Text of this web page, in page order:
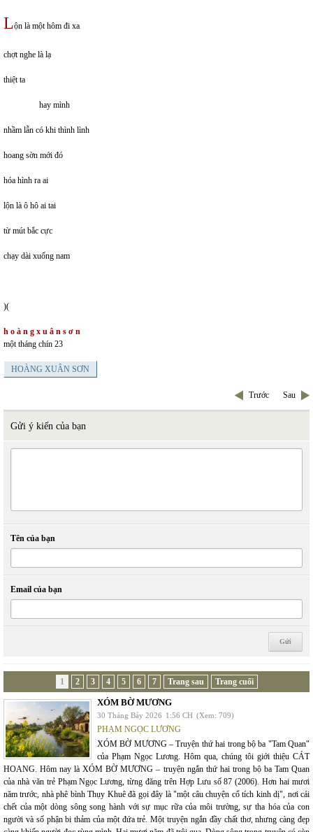
Lộn là một hôm đi xa
chợt nghe là lạ
thiệt ta
hay mình
nhầm lẫn có khi thình lình
hoang sờn mới đó
hóa hình ra ai
lộn là ô hô ai tai
từ mút bắc cực
chạy dài xuống nam
)(
h o à n g x u â n s ơ n
một tháng chín 23
HOÀNG XUÂN SƠN
Trước Sau
Gửi ý kiến của bạn
Tên của bạn
Email của bạn
1 2 3 4 5 6 7 Trang sau Trang cuối
XÓM BỜ MƯƠNG
30 Tháng Bảy 2026 1:56 CH (Xem: 709)
PHẠM NGỌC LƯƠNG
XÓM BỜ MƯƠNG – Truyện thứ hai trong bộ ba "Tam Quan"
của Phạm Ngọc Lương. Hôm qua, chúng tôi giới thiệu CÁT
HOANG. Hôm nay là XÓM BỜ MƯƠNG – truyện ngắn thứ hai trong bộ ba Tam Quan
của nhà văn trẻ Phạm Ngọc Lương, từng đăng trên Hợp Lưu số 87 (2006). Hơn hai mươi
năm trước, nhà phê bình Thụy Khuê đã gọi đây là "một câu chuyện cổ tích kinh dị", nơi cái
chết của một dòng sông song hành với sự mục rữa của môi trường, sự tha hóa của con
người và số phận bi thảm của một đứa trẻ. Một truyện ngắn đầy chất thơ, nhưng càng đẹp